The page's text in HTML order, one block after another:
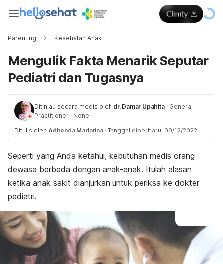
Parenting Kesehatan Anak
Mengulik Fakta Menarik Seputar
Pediatri dan Tugasnya
Ditinjau secara medis oleh dr. Damar Upahita · General
Practitioner · None
Ditulis oleh Adhenda Madarina · Tanggal diperbarui 09/12/2022
Seperti yang Anda ketahui, kebutuhan medis orang
dewasa berbeda dengan anak-anak. Itulah alasan
ketika anak sakit dianjurkan untuk periksa ke dokter
pediatri.